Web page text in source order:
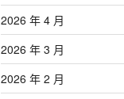
2026 年 4 月
2026 年 3 月
2026 年 2 月